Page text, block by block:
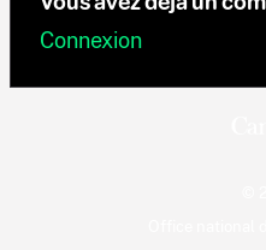
Connexion